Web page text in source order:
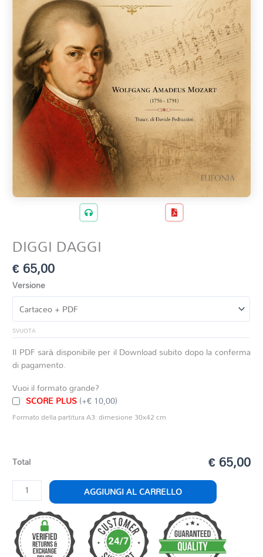
DIGGI DAGGI
€65,00
Versione
SVUOTA
Il PDF sarà disponibile per il Download subito dopo la conferma
di pagamento.
Vuoi il formato grande?
SCORE PLUS(+€ 10,00)
Formato della partitura A3: dimesione 30x42 cm
Total € 65,00
DIGGI
DAGGI
quantità
AGGIUNGI AL CARRELLO